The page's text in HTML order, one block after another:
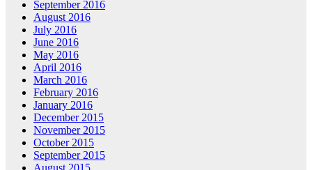
September 2016
August 2016
July 2016
June 2016
May 2016
April 2016
March 2016
February 2016
January 2016
December 2015
November 2015
October 2015
September 2015
August 2015